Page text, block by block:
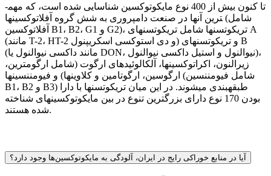
تا کنون بیش از 400 نوع مایکوتوکسین شناسایی شده است، که مهم­
ترین آن­ها در صنعت دامپروری به شش گروه آفلاتوکسین­ها (شامل
آفلاتوکسین B1، B2، G1 و G2)، تریکوتسن­ها شامل تریکوتسن­های A
(مانند T-2، HT-2 و دی استوکسی اسکريپنول) و تریکوتسن­های B
(مانند داکسی نيوالنول یا DON، نيوالنول و استيل داکسی نيوالنول)،
زیرالنون، اکراتوکسین­ها، آلکالوئیدهای ارگوت (شامل ارگومترين،
ارگوسين، ارگوتامين و کلاوين­ها) و فیومننسین­ها (شامل فیومننسین
B1، B2 و B3) طبقه­بندی می­شوند. در این میان تریکوتسن­ها با دارا
بودن 170 نوع دارای بزرگ­ترین تنوع در بین مایکوتوکسین­های شناخته
شده هستند.
آیا در منابع خوراکی رایج در ایران، آلودگی به مایکوتوکسین‌ها وجود دارد؟